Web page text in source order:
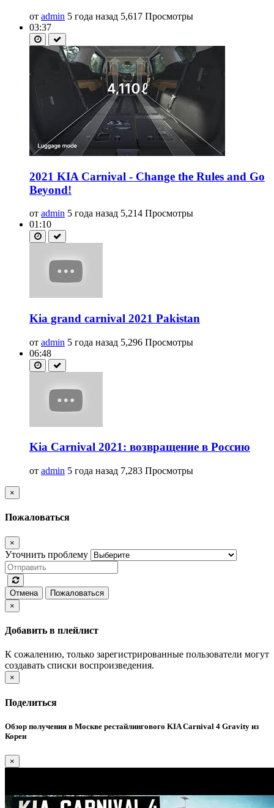
от admin 5 года назад 5,617 Просмотры
03:37
2021 KIA Carnival - Change the Rules and Go
Beyond!
от admin 5 года назад 5,214 Просмотры
01:10
Kia grand carnival 2021 Pakistan
от admin 5 года назад 5,296 Просмотры
06:48
Kia Carnival 2021: возвращение в Россию
от admin 5 года назад 7,283 Просмотры
×
Пожаловаться
×
Уточнить проблему
Отмена
Пожаловаться
×
Добавить в плейлист
К сожалению, только зарегистрированные пользователи могут
создавать списки воспроизведения.
×
Поделиться
Обзор получения в Москве рестайлингового KIA Carnival 4 Gravity из
Кореи
×